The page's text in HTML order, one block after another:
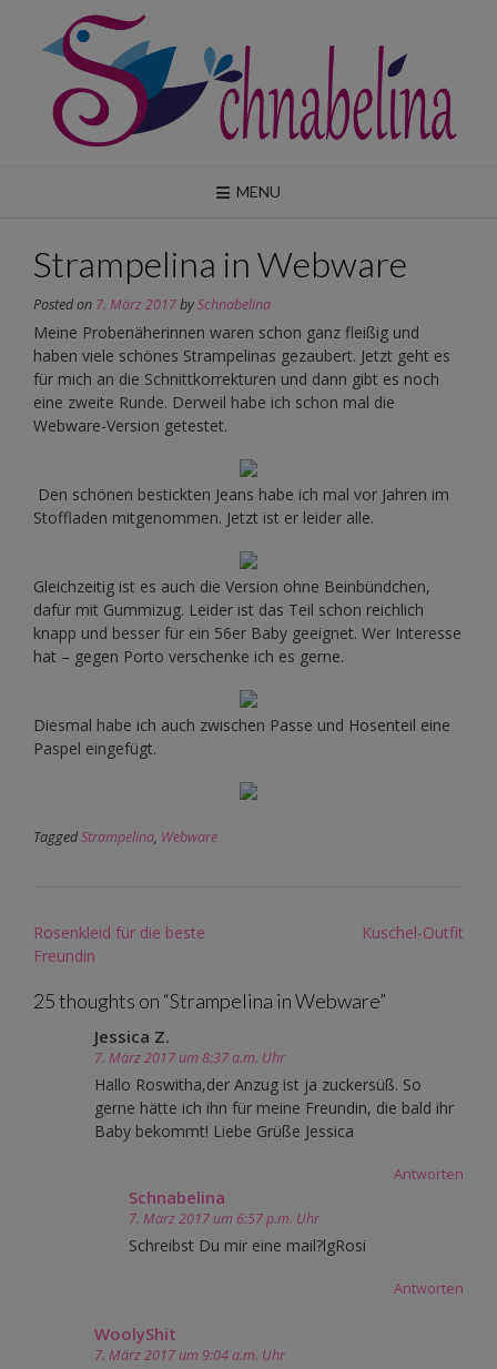
content
MENU
Strampelina in Webware
Posted on 7. März 2017bySchnabelina
Meine Probenäherinnen waren schon ganz fleißig und
haben viele schönes Strampelinas gezaubert. Jetzt geht es
für mich an die Schnittkorrekturen und dann gibt es noch
eine zweite Runde. Derweil habe ich schon mal die
Webware-Version getestet.
Den schönen bestickten Jeans habe ich mal vor Jahren im
Stoffladen mitgenommen. Jetzt ist er leider alle.
Gleichzeitig ist es auch die Version ohne Beinbündchen,
dafür mit Gummizug. Leider ist das Teil schon reichlich
knapp und besser für ein 56er Baby geeignet. Wer Interesse
hat – gegen Porto verschenke ich es gerne.
Diesmal habe ich auch zwischen Passe und Hosenteil eine
Paspel eingefügt.
TaggedStrampelina, Webware
Post
navigation
Rosenkleid für die beste
Freundin
Kuschel-Outfit
25 thoughts on “Strampelina in Webware”
Jessica Z.
7. März 2017 um 8:37 a.m. Uhr
Hallo Roswitha,der Anzug ist ja zuckersüß. So
gerne hätte ich ihn für meine Freundin, die bald ihr
Baby bekommt! Liebe Grüße Jessica
Antworten
Schnabelina
7. März 2017 um 6:57 p.m. Uhr
Schreibst Du mir eine mail?lgRosi
Antworten
WoolyShit
7. März 2017 um 9:04 a.m. Uhr